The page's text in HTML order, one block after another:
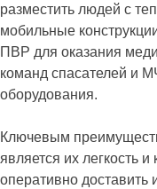
разместить людей с
мобильные
ПВР для оказания
команд спасателей и
оборудования.
Ключевым
является их легкость
оперативно доставить